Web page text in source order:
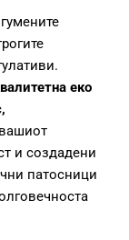
гумените
еко
и создадени
патосници